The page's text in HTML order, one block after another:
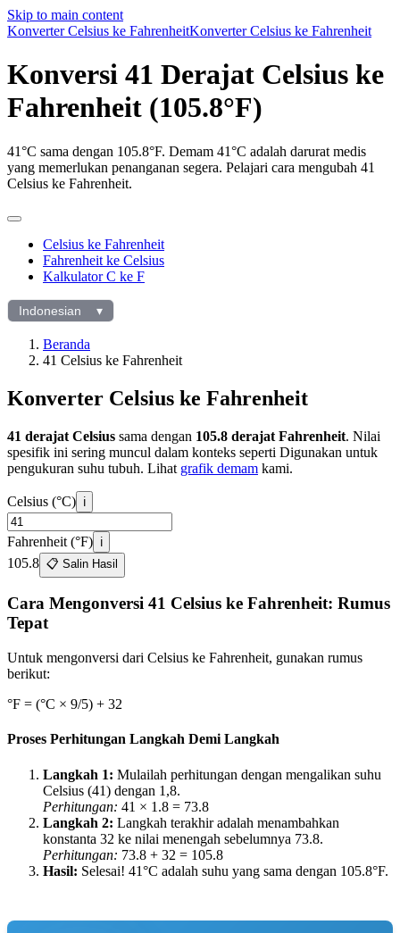
Skip to main content
Konverter Celsius ke FahrenheitKonverter Celsius ke Fahrenheit
Konversi 41 Derajat Celsius ke
Fahrenheit (105.8°F)
41°C sama dengan 105.8°F. Demam 41°C adalah darurat medis
yang memerlukan penanganan segera. Pelajari cara mengubah 41
Celsius ke Fahrenheit.
Celsius ke Fahrenheit
Fahrenheit ke Celsius
Kalkulator C ke F
PilihIndonesian ▾
Beranda
41 Celsius ke Fahrenheit
Konverter Celsius ke Fahrenheit
41 derajat Celsius sama dengan 105.8 derajat Fahrenheit. Nilai
spesifik ini sering muncul dalam konteks seperti Digunakan untuk
pengukuran suhu tubuh. Lihat grafik demam kami.
Celsius (°C) ℹ️
Fahrenheit (°F) ℹ️
105.8 📋 Salin Hasil
Cara Mengonversi 41 Celsius ke Fahrenheit: Rumus
Tepat
Untuk mengonversi dari Celsius ke Fahrenheit, gunakan rumus
berikut:
°F = (°C × 9/5) + 32
Proses Perhitungan Langkah Demi Langkah
Langkah 1: Mulailah perhitungan dengan mengalikan suhu
Celsius (41) dengan 1,8.
Perhitungan: 41 × 1.8 = 73.8
Langkah 2: Langkah terakhir adalah menambahkan
konstanta 32 ke nilai menengah sebelumnya 73.8.
Perhitungan: 73.8 + 32 = 105.8
Hasil: Selesai! 41°C adalah suhu yang sama dengan 105.8°F.